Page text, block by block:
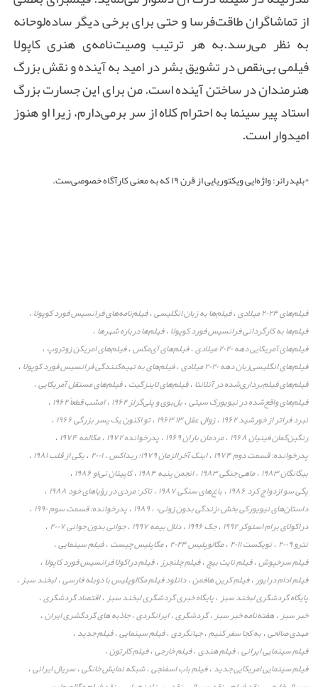
از تماشاگران طاقت‌فرسا و حتی برای برخی دیگر ساده‌لوحانه
به نظر می‌رسد.به هر ترتیب وصیت‌نامه‌ی هنری کاپولا
فیلمی بی‌نقص در تشویق بشر در امید به آینده‌ و نقش بزرگ
هنرمندان در ساختن آینده است. من برای این جسارت بزرگ
استاد پیر سینمابه احترام کلاه از سر برمی‌دارم، زیرا او هنوز
امیدوار است.
*بلیدرانر: واژه‌ایی ویکتوریایی از قرن ۱۹ که به معنی کارآگاه خصوصی‌ست.
فیلم‌های ۲۰۲۴ میلادی ،فیلم‌ها به زبان انگلیسی،فیلم‌نامه‌های فرانسیس فورد کوپولا ،
فیلم‌ها به کارگردانی فرانسیس فورد کوپولا ،فیلم‌ها درباره شهرها ،
فیلم‌های آمریکایی دهه ۲۰۲۰ میلادی ،فیلم‌های آی‌مکس،فیلم‌های امریکن زوتروپ ،
فیلم‌های انگلیسی‌زبان دهه ۲۰۲۰ میلادی ،فیلم‌های به تهیه‌کنندگی فرانسیس فورد کوپولا ،
فیلم‌های فیلم‌برداری‌شده در آتلانتا ،فیلم‌های لاینزگیت ،فیلم‌های مستقل آمریکایی،
فیلم‌های واقع‌شده در نیویورک سیتی،بل‌بوی و پلی‌گرلز ۱۹۶۲ ،امشب قطعاً ۱۹۶۲ ،
نبرد فراتر از خورشید ۱۹۶۲ ،زوال عقل ۱۳ ۱۹۶۳ ،تو اکنون یک پسر بزرگی ۱۹۶۶ ،
رنگین‌کمان فینیان ۱۹۶۸ ،مردمان باران ۱۹۶۹ ،پدرخوانده ۱۹۷۲ ،مکالمه ۱۹۷۴ ،
پدرخوانده: قسمت دوم ۱۹۷۴ ،اینک آخرالزمان ۱۹۷۹؛ ریداکس ،۲۰۰۱ ،یکی از قلب ۱۹۸۱ ،
بیگانگان ۱۹۸۳ ،ماهی جنگی ۱۹۸۳ ،انجمن پنبه ۱۹۸۴ ،کاپیتان ئی‌او ۱۹۸۶ ،
پگی سو ازدواج کرد ۱۹۸۶ ،باغ‌های سنگی ۱۹۸۷ ،تاکر: مردی در رؤیاهای خود ۱۹۸۸ ،
داستان‌های نیویورکی بخش «زندگی بدون زوئی» ،۱۹۸۹ ،پدرخوانده: قسمت سوم ۱۹۹۰ ،
دراکولای برام استوکر ۱۹۹۲ ،جک ۱۹۹۶ ،دلال بیمه ۱۹۹۷ ،جوانی بدون جوانی ۲۰۰۷ ،
تترو ۲۰۰۹ ،تویکست ۲۰۱۱ ،مگالوپلیس ۲۰۲۴ ،مگاپلیس چیست ،فیلم سینمایی،
فیلم سرخپوش،فیلم نایت بیچ،فیلم چلنجرز،فیلم دراکولا فرانسیس فورد کاپولا ،
فیلم ادام درایور،فیلم کرین هافمن،دانلود فیلم مگالوپلیس با دوبله فارسی،لبخند سبز،
پایگاه گردشگری لبخند سبز،پایگاه خبری گردشگری لبخند سبز،اقتصاد گردشگری،
خبر سبز،هفته‌نامه خبر سبز،گردشگری،ایرانگردی،جاذبه های گردگشری ایران،
مهدی صالحی،به کجا سفر کنیم،جهانگردی،فیلم سینمایی،فیلم جدید ،
فیلم سینمایی ایرانی،فیلم هندی،فیلم خارجی،فیلم کارتون،
فیلم سینمایی امریکایی جدید ،فیلم باب اسفنجی،شبکه نمایش خانگی،سریال ایرانی،